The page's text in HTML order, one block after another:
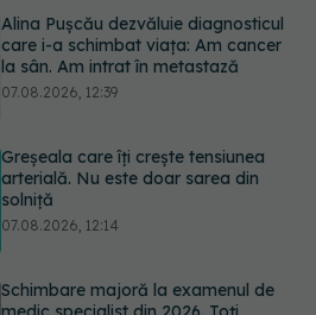
Greșeala care îți crește tensiunea
arterială. Nu este doar sarea din
Schimbare majoră la examenul de
medic specialist din 2026. Toți
07.08.2026, 11:52